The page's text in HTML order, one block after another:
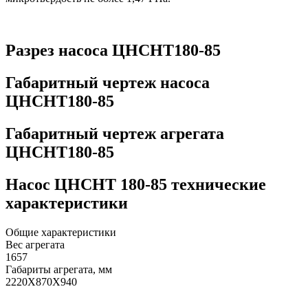
Разрез насоса ЦНСНТ180-85
Габаритный чертеж насоса
ЦНСНТ180-85
Габаритный чертеж агрегата
ЦНСНТ180-85
Насос ЦНСНТ 180-85 технические
характеристики
Общие характеристики
Вес агрегата
1657
Габариты агрегата, мм
2220Х870Х940